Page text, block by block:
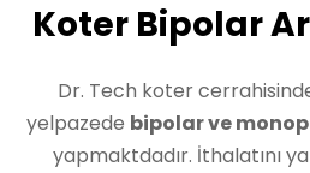
Koter Bipolar
Dr. Tech koter
yelpazede bipolar ve
yapmaktdadır. İthalatını